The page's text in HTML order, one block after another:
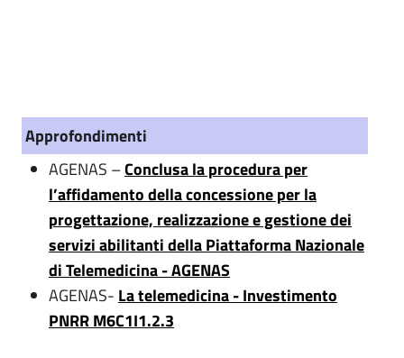
Approfondimenti
AGENAS –Conclusa la procedura per
l’affidamento della concessione per la
progettazione, realizzazione e gestione dei
servizi abilitanti della Piattaforma Nazionale
di Telemedicina - AGENAS
AGENAS- La telemedicina - Investimento
PNRR M6C1I1.2.3